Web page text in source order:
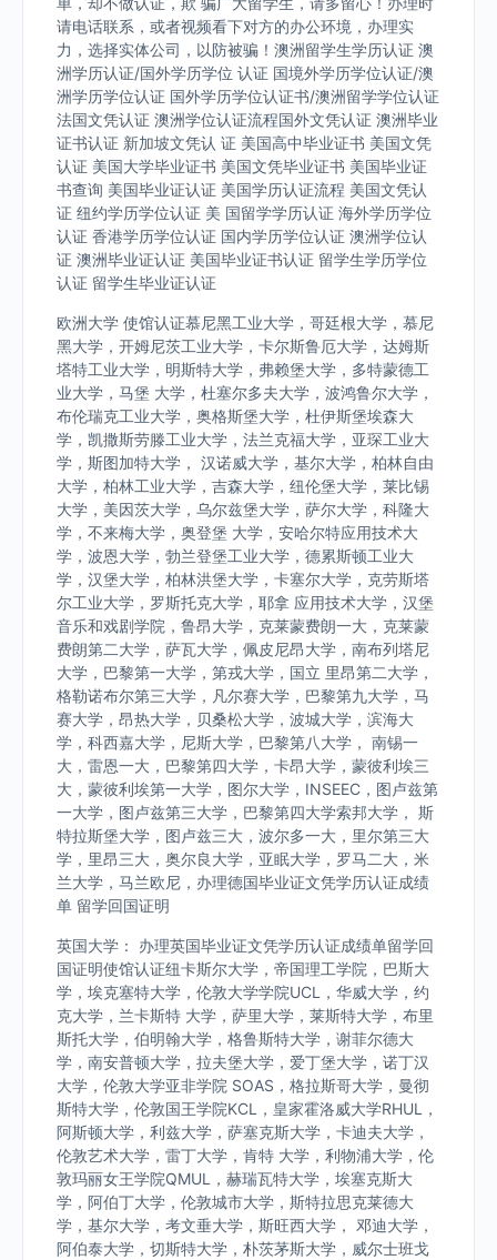
请电话联系，或者视频看下对方的办公环境，办理实
力，选择实体公司，以防被骗！澳洲留学生学历认证 澳
洲学历认证/国外学历学位 认证 国境外学历学位认证/澳
洲学历学位认证 国外学历学位认证书/澳洲留学学位认证
法国文凭认证 澳洲学位认证流程国外文凭认证 澳洲毕业
证书认证 新加坡文凭认 证 美国高中毕业证书 美国文凭
认证 美国大学毕业证书 美国文凭毕业证书 美国毕业证
书查询 美国毕业证认证 美国学历认证流程 美国文凭认
证 纽约学历学位认证 美 国留学学历认证 海外学历学位
认证 香港学历学位认证 国内学历学位认证 澳洲学位认
证 澳洲毕业证认证 美国毕业证书认证 留学生学历学位
认证 留学生毕业证认证
欧洲大学 使馆认证慕尼黑工业大学，哥廷根大学，慕尼
黑大学，开姆尼茨工业大学，卡尔斯鲁厄大学，达姆斯
塔特工业大学，明斯特大学，弗赖堡大学，多特蒙德工
业大学，马堡 大学，杜塞尔多夫大学，波鸿鲁尔大学，
布伦瑞克工业大学，奥格斯堡大学，杜伊斯堡埃森大
学，凯撒斯劳滕工业大学，法兰克福大学，亚琛工业大
学，斯图加特大学， 汉诺威大学，基尔大学，柏林自由
大学，柏林工业大学，吉森大学，纽伦堡大学，莱比锡
大学，美因茨大学，乌尔兹堡大学，萨尔大学，科隆大
学，不来梅大学，奥登堡 大学，安哈尔特应用技术大
学，波恩大学，勃兰登堡工业大学，德累斯顿工业大
学，汉堡大学，柏林洪堡大学，卡塞尔大学，克劳斯塔
尔工业大学，罗斯托克大学，耶拿 应用技术大学，汉堡
音乐和戏剧学院，鲁昂大学，克莱蒙费朗一大，克莱蒙
费朗第二大学，萨瓦大学，佩皮尼昂大学，南布列塔尼
大学，巴黎第一大学，第戎大学，国立 里昂第二大学，
格勒诺布尔第三大学，凡尔赛大学，巴黎第九大学，马
赛大学，昂热大学，贝桑松大学，波城大学，滨海大
学，科西嘉大学，尼斯大学，巴黎第八大学， 南锡一
大，雷恩一大，巴黎第四大学，卡昂大学，蒙彼利埃三
大，蒙彼利埃第一大学，图尔大学，INSEEC，图卢兹第
一大学，图卢兹第三大学，巴黎第四大学索邦大学， 斯
特拉斯堡大学，图卢兹三大，波尔多一大，里尔第三大
学，里昂三大，奥尔良大学，亚眠大学，罗马二大，米
兰大学，马兰欧尼，办理德国毕业证文凭学历认证成绩
单 留学回国证明
英国大学： 办理英国毕业证文凭学历认证成绩单留学回
国证明使馆认证纽卡斯尔大学，帝国理工学院，巴斯大
学，埃克塞特大学，伦敦大学学院UCL，华威大学，约
克大学，兰卡斯特 大学，萨里大学，莱斯特大学，布里
斯托大学，伯明翰大学，格鲁斯特大学，谢菲尔德大
学，南安普顿大学，拉夫堡大学，爱丁堡大学，诺丁汉
大学，伦敦大学亚非学院 SOAS，格拉斯哥大学，曼彻
斯特大学，伦敦国王学院KCL，皇家霍洛威大学RHUL，
阿斯顿大学，利兹大学，萨塞克斯大学，卡迪夫大学，
伦敦艺术大学，雷丁大学，肯特 大学，利物浦大学，伦
敦玛丽女王学院QMUL，赫瑞瓦特大学，埃塞克斯大
学，阿伯丁大学，伦敦城市大学，斯特拉思克莱德大
学，基尔大学，考文垂大学，斯旺西大学， 邓迪大学，
阿伯泰大学，切斯特大学，朴茨茅斯大学，威尔士班戈